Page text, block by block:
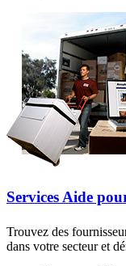
Services Aide
Trouvez des
dans votre secteur et